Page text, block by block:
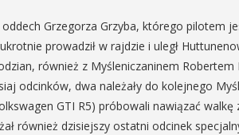
oddech Grzegorza Grzyba, którego pilotem
prowadził w rajdzie i uległ
również z Myśleniczaninem Robertem
odcinków, dwa należały do kolejnego
GTI R5) próbowali nawiązać
również dzisiejszy ostatni odcinek